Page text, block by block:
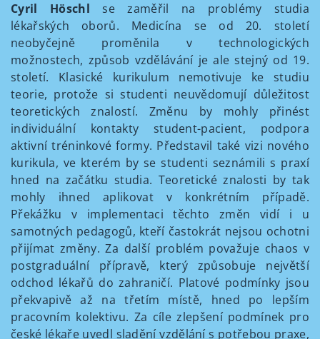
Cyril Höschlse zaměřil na problémy studia
lékařských oborů. Medicína se od 20. století
neobyčejně proměnila v technologických
možnostech, způsob vzdělávání je ale stejný od 19.
století. Klasické kurikulum nemotivuje ke studiu
teorie, protože si studenti neuvědomují důležitost
teoretických znalostí. Změnu by mohly přinést
individuální kontakty student-pacient, podpora
aktivní tréninkové formy. Představil také vizi nového
kurikula, ve kterém by se studenti seznámili s praxí
hned na začátku studia. Teoretické znalosti by tak
mohly ihned aplikovat v konkrétním případě.
Překážku v implementaci těchto změn vidí i u
samotných pedagogů, kteří častokrát nejsou ochotni
přijímat změny. Za další problém považuje chaos v
postgraduální přípravě, který způsobuje největší
odchod lékařů do zahraničí. Platové podmínky jsou
překvapivě až na třetím místě, hned po lepším
pracovním kolektivu. Za cíle zlepšení podmínek pro
české lékaře uvedl sladění vzdělání s potřebou praxe,